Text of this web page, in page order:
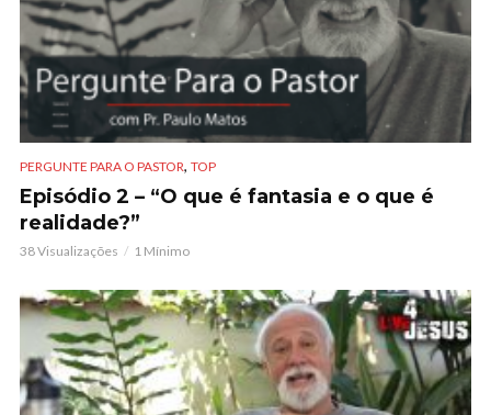
PERGUNTE PARA O PASTOR, TOP
Episódio 2 – “O que é fantasia e o que é
realidade?”
38 Visualizações 1 Mínimo